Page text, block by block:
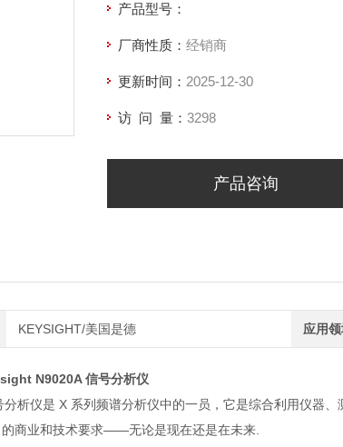
产品型号：
厂商性质： 经销商
更新时间： 2025-12-30
访 问 量： 3298
产品咨询
KEYSIGHT/美国是德 应用
N9020A 信号分析仪
分析仪是 X 系列频谱分析仪中的一员，它是综合利用仪器
的商业和技术要求――无论是现在还是在未来.